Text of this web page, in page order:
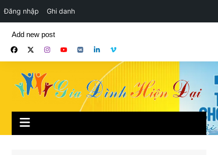
Đăng nhập Ghi danh
phần
Add new post